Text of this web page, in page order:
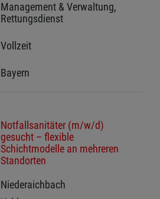
Management & Verwaltung,
Rettungsdienst
Vollzeit
Bayern
Notfallsanitäter (m/w/d)
gesucht – flexible
Schichtmodelle an mehreren
Standorten
Niederaichbach